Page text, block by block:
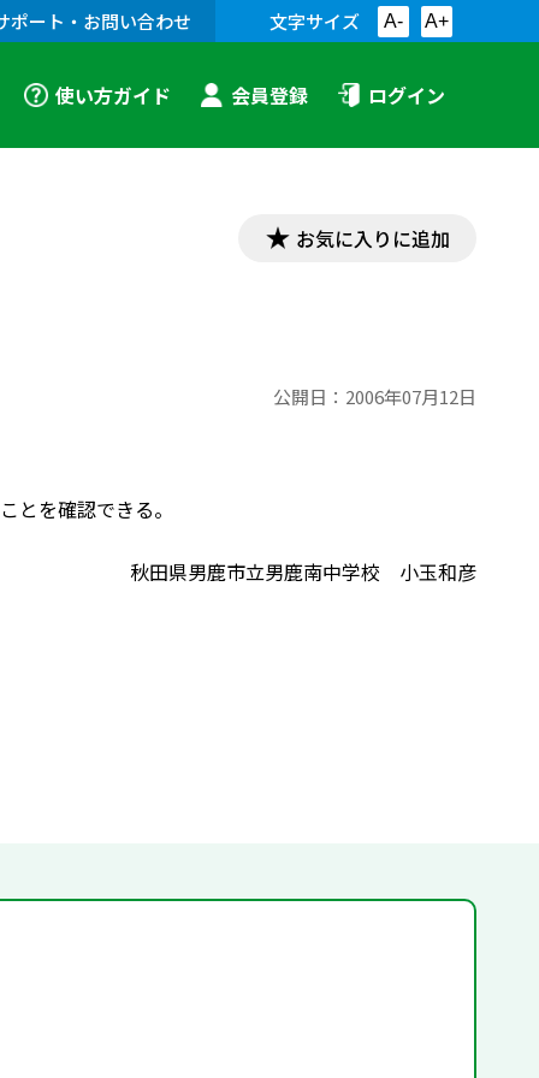
ポート・お問い合わせ 文字サイズ A- A+
使い方ガイド 会員登録 ログイン
お気に入りに追加
公開日： 2006年07月12日
とを確認できる。
秋田県男鹿市立男鹿南中学校 小玉和彦